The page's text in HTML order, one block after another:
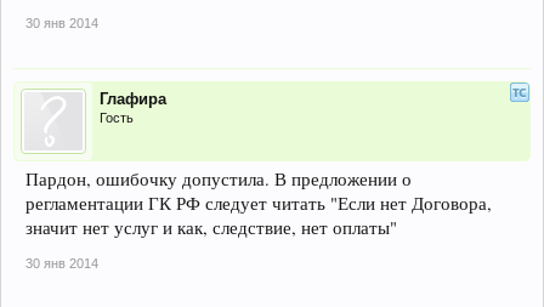
30 янв 2014
Глафира
Гость
Пардон, ошибочку допустила. В предложении о
регламентации ГК РФ следует читать "Если нет Договора,
значит нет услуг и как, следствие, нет оплаты"
30 янв 2014